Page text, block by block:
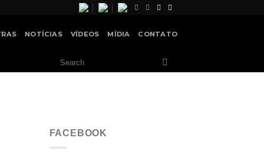
NOTÍCIAS VÍDEOS MÍDIA CONTATO
FACEBOOK